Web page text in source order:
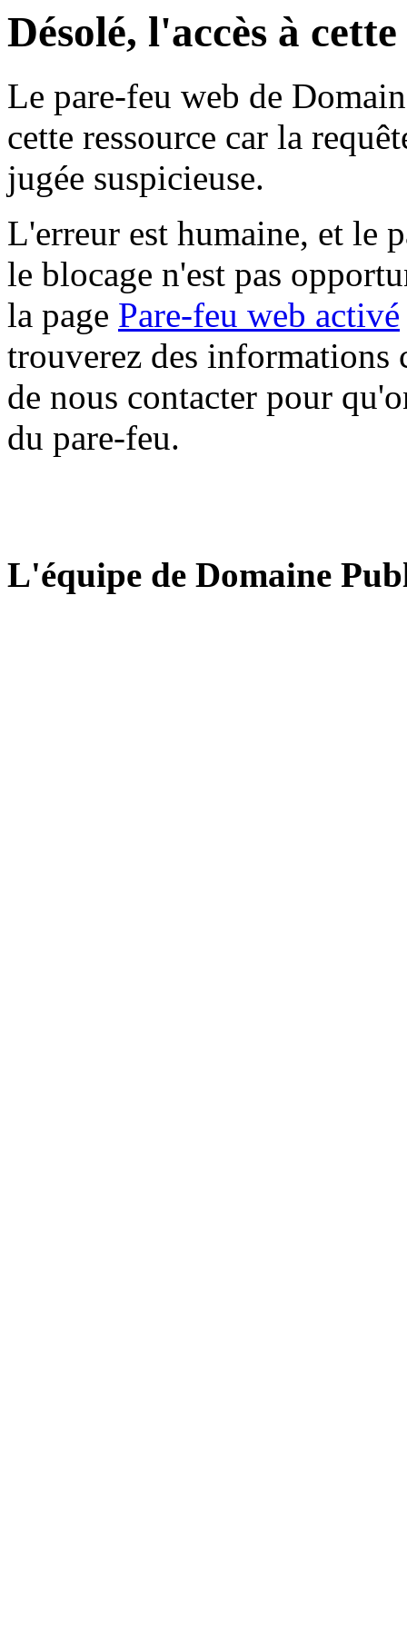
Désolé, l'accès à
Le pare-feu web de
cette ressource car la
jugée suspicieuse.
L'erreur est humaine, et le
le blocage n'est pas
la page Pare-feu web activé
trouverez des informations
de nous contacter pour
du pare-feu.
L'équipe de Domaine